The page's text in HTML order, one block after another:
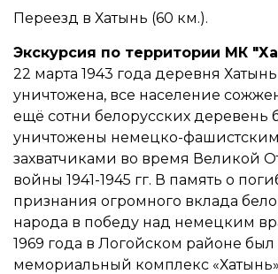
Переезд в Хатынь (60 км.).
Экскурсия по территории МК
22 марта 1943 года деревня
уничтожена, все население
ещё сотни белорусских деревень
уничтожены немецко-
захватчиками во время Великой
войны 1941-1945 гг. В память о
признания огромного вклада
народа в победу над немецким
1969 года в Логойском районе был
мемориальный комплекс